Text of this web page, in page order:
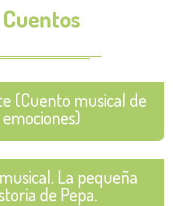
Cuentos
(Cuento musical de
emociones)
La pequeña
de Pepa.